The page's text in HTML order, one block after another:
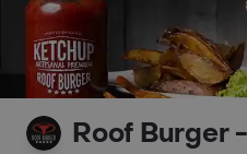
Roof Burger